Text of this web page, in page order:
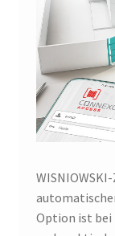
Option ist